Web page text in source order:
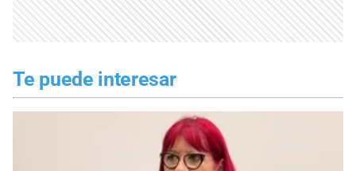
Te puede interesar